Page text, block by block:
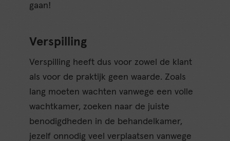
gaan!
Verspilling
Verspilling heeft dus voor zowel de klant
als voor de praktijk geen waarde. Zoals
lang moeten wachten vanwege een volle
wachtkamer, zoeken naar de juiste
benodigdheden in de behandelkamer,
jezelf onnodig veel verplaatsen vanwege